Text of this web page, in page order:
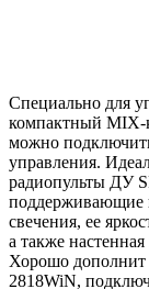
Специально для
компактный MIX-
можно
управления.
радиопульты ДУ
поддерживающие
свечения, ее
а также
Хорошо дополнит
2818WiN,